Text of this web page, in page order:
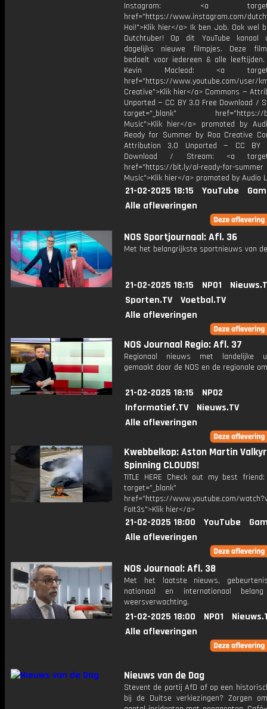
Instagram: <a
href="https://www.instagram.com/
Hoi!">Klik hier</a> Ik ben Job. Ook wel
Dutchtuber! Op dit YouTube kanaal
dagelijks nieuwe filmpjes. Deze
bedoelt voor iedereen & alle
Kevin Macleod: <a
href="https://www.youtube.com/user/
Creative">Klik hier</a> Commons —
Unported — CC BY 3.0 Free Download /
target="_blank" href="https://
Music">Klik hier</a> promoted by
Ready for Summer by Roa Creative
Attribution 3.0 Unported — CC BY
Download / Stream: <a
href="https://bit.ly/al-ready-for-summer
Music">Klik hier</a> promoted by Audio
21-02-2025 18:15 YouTube
Alle afleveringen
NOS Sportjournaal: Afl. 36
Met het belangrijkste sportnieuws van
21-02-2025 18:15 NPO1
Sporten.TV
Voetbal.TV
Alle afleveringen
NOS Journaal Regio: Afl. 37
Regionaal nieuws met landelijke
gemaakt door de NOS en de regionale
21-02-2025 18:15
NPO2
Informatief.TV
Nieuws.TV
Alle afleveringen
Kwebbelkop: Aston Martin
Spinning CLOUDS!
TITLE HERE Check out my best
target="_blank"
href="https://www.youtube.com/
FoIt3s">Klik hier</a>
21-02-2025 18:00 YouTube
Alle afleveringen
NOS Journaal: Afl. 38
Met het laatste nieuws,
nationaal en internationaal
weersverwachting.
21-02-2025 18:00 NPO1
Alle afleveringen
Nieuws van de Dag
Stevent de partij AfD af op een
bij de Duitse verkiezingen? Zorgen